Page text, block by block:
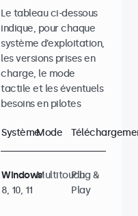
Le tableau ci-dessous
indique, pour chaque
système d’exploitation,
les versions prises en
charge, le mode
tactile et les éventuels
besoins en pilotes
SystèmeMode
Windows
8, 10, 11
MultitouchPlug &
Play